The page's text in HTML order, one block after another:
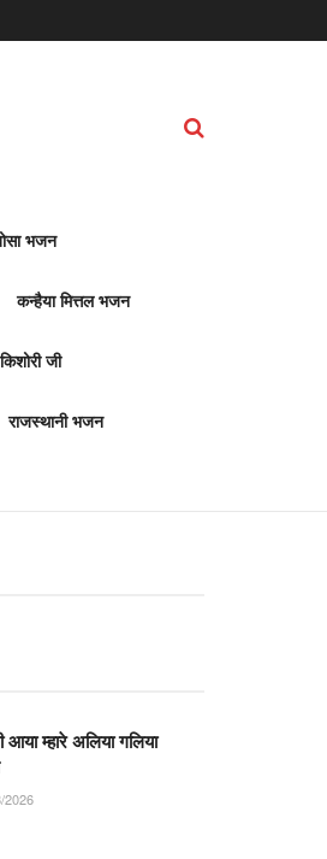
भजन
कन्हैया मित्तल भजन
जी
राजस्थानी भजन
आया म्हारे अलिया गलिया
2026